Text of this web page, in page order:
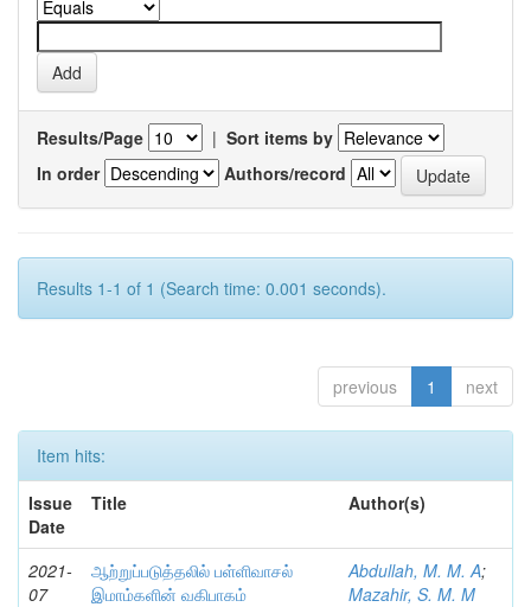
Results/Page | Sort items by
In order
Authors/record
Results 1-1 of 1 (Search time: 0.001 seconds).
previous 1 next
Item hits:
Issue
Date
Title Author(s)
2021-
07
ஆற்றுப்படுத்தலில் பள்ளிவாசல்
இமாம்களின் வகிபாகம்
Abdullah, M. M. A;
Mazahir, S. M. M